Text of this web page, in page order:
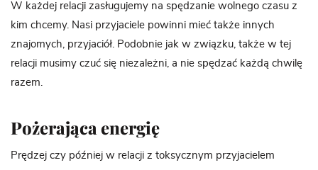
W każdej relacji zasługujemy na spędzanie wolnego czasu z
kim chcemy. Nasi przyjaciele powinni mieć także innych
znajomych, przyjaciół. Podobnie jak w związku, także w tej
relacji musimy czuć się niezależni, a nie spędzać każdą chwilę
razem.
Pożerająca energię
Prędzej czy później w relacji z toksycznym przyjacielem